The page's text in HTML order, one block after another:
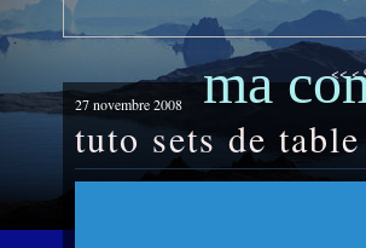
ma <<<
27 novembre 2008
tuto sets de table